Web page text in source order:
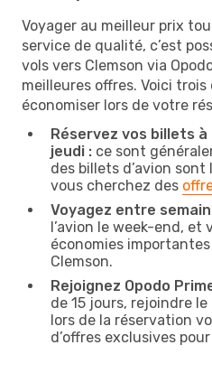
Voyager au meilleur prix
service de qualité, c’est
vols vers Clemson via
meilleures offres. Voici
économiser lors de votre
Réservez vos billets
jeudi : ce sont
des billets d’avion
vous cherchez des
Voyagez entre
l’avion le week-end, et
économies
Clemson.
Rejoignez Opodo
de 15 jours, rejoindre
lors de la réservation
d’offres exclusives